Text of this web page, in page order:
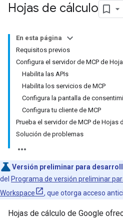
Hojas de cálculo
En esta página
Requisitos previos
Configura el servidor de MCP de
Habilita las APIs
Habilita los servicios de MCP
Configura la pantalla de
Configura tu cliente de MCP
Prueba el servidor de MCP de Hojas
Solución de problemas
Versión preliminar para
del Programa de versión preliminar
Workspace
, que otorga acceso
Hojas de cálculo de Google